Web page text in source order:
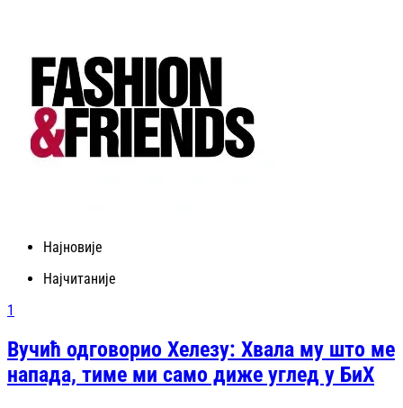
Најновије
Најчитаније
1
Вучић одговорио Хелезу: Хвала му што ме
напада, тиме ми само диже углед у БиХ